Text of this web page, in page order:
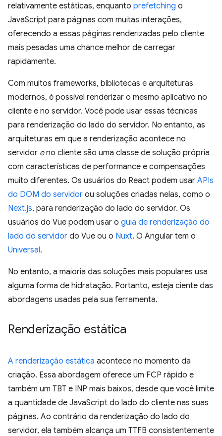
relativamente estáticas, enquanto prefetching o
JavaScript para páginas com muitas interações,
oferecendo a essas páginas renderizadas pelo cliente
mais pesadas uma chance melhor de carregar
rapidamente.
Com muitos frameworks, bibliotecas e arquiteturas
modernos, é possível renderizar o mesmo aplicativo no
cliente e no servidor. Você pode usar essas técnicas
para renderização do lado do servidor. No entanto, as
arquiteturas em que a renderização acontece no
servidor eno cliente são uma classe de solução própria
com características de performance e compensações
muito diferentes. Os usuários do React podem usar APIs
do DOM do servidor ou soluções criadas nelas, como o
Next.js, para renderização do lado do servidor. Os
usuários do Vue podem usar o guia de renderização do
lado do servidor do Vue ou o Nuxt. O Angular tem o
Universal.
No entanto, a maioria das soluções mais populares usa
alguma forma de hidratação. Portanto, esteja ciente das
abordagens usadas pela sua ferramenta.
Renderização estática
A renderização estática acontece no momento da
criação. Essa abordagem oferece um FCP rápido e
também um TBT e INP mais baixos, desde que você limite
a quantidade de JavaScript do lado do cliente nas suas
páginas. Ao contrário da renderização do lado do
servidor, ela também alcança um TTFB consistentemente